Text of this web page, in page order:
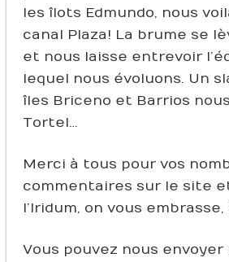
les îlots Edmundo, nous
canal Plaza ! La brume se
et nous laisse entrevoir
lequel nous évoluons. Un
îles Briceno et Barrios
Tortel…
Merci à tous pour vos
commentaires sur le site
l’Iridum, on vous
Vous pouvez nous